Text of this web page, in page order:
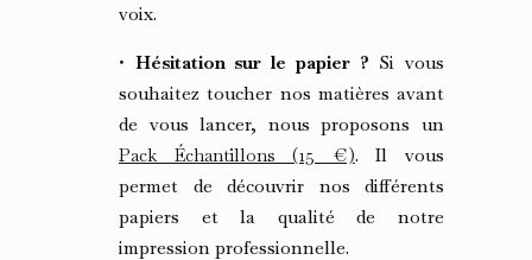
voix.
• Hésitation sur le papier ? Si vous
souhaitez toucher nos matières avant
de vous lancer, nous proposons un
Pack Échantillons (15 €). Il vous
permet de découvrir nos différents
papiers et la qualité de notre
impression professionnelle.